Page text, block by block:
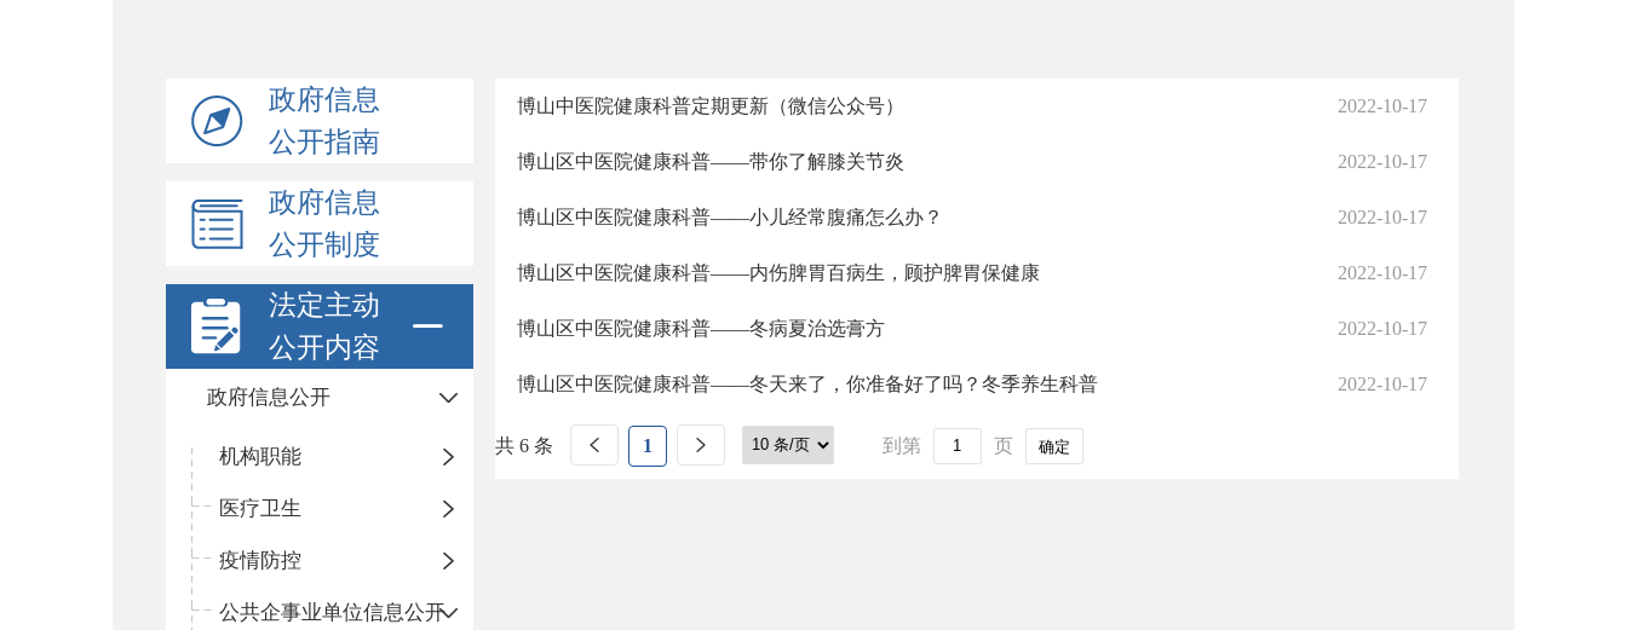
政府信息
公开指南
政府信息
公开制度
法定主动
公开内容
政府信息公开
机构职能
医疗卫生
疫情防控
公共企事业单位信息公开
博山中医院健康科普定期更新（微信公众号） 2022-10-17
博山区中医院健康科普——带你了解膝关节炎 2022-10-17
博山区中医院健康科普——小儿经常腹痛怎么办？ 2022-10-17
博山区中医院健康科普——内伤脾胃百病生，顾护脾胃保健康 2022-10-17
博山区中医院健康科普——冬病夏治选膏方 2022-10-17
博山区中医院健康科普——冬天来了，你准备好了吗？冬季养生科普 2022-10-17
共 6 条 1 到第 页 确定